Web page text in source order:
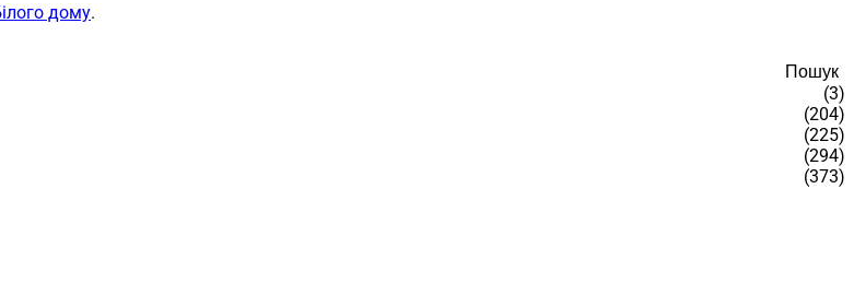
дому.
Пошук
(3)
(204)
(225)
(294)
(373)